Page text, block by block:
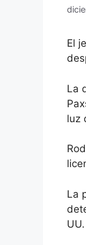
El
La
luz
La